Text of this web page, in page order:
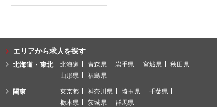
エリアから求人を探す
北海道・東北 北海道 青森県 岩手県 宮城県
秋田県
山形県
福島県
関東 東京都 神奈川県 埼玉県
千葉県
栃木県
茨城県 群馬県